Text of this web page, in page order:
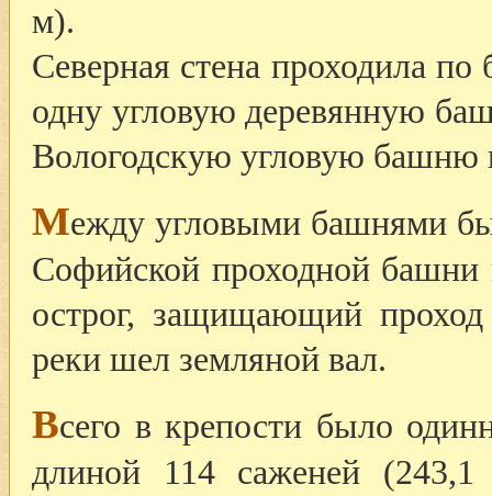
м).
Северная стена проходила
одну угловую деревянную
Вологодскую угловую башню
Между угловыми башнями
Софийской проходной башни
острог, защищающий
реки шел земляной вал.
Всего в крепости было
длиной 114 саженей (243,1